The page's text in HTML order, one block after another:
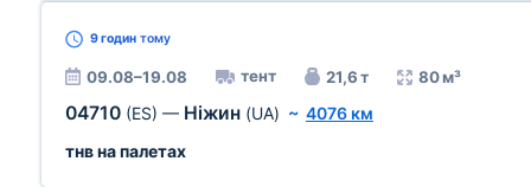
9 годин тому
09.08–19.08 тент 21,6 т 80 м³
04710 (ES) — Ніжин (UA) ~ 4076 км
тнв на палетах